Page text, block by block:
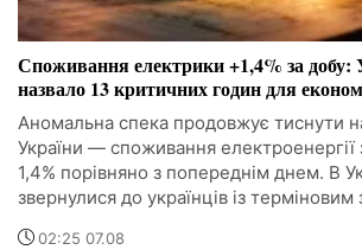
Споживання електрики +1,4% за добу:
назвало 13 критичних годин для
Аномальна спека продовжує тиснути
України — споживання
1,4% порівняно з попереднім днем. В
звернулися до українців із
02:25 07.08